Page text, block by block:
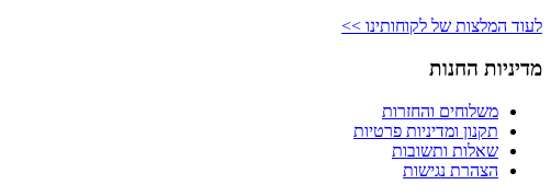
לעוד המלצות של לקוחותינו >>
מדיניות החנות
משלוחים והחזרות
תקנון ומדיניות פרטיות
שאלות ותשובות
הצהרת נגישות